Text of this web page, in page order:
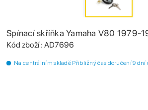
Spínací skříňka Yamaha V80 1979-
Kód zboží : AD7696
Na centrálním skladě Přibližný čas doručení 9 dní